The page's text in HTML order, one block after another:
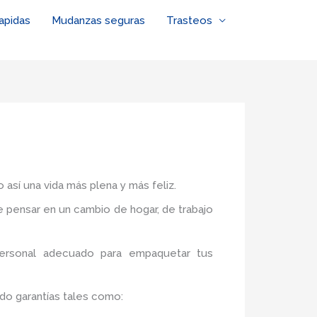
Mudanzas seguras
Trasteos
una vida más plena y más feliz.
en un cambio de hogar, de trabajo
adecuado para empaquetar tus
garantías tales como: